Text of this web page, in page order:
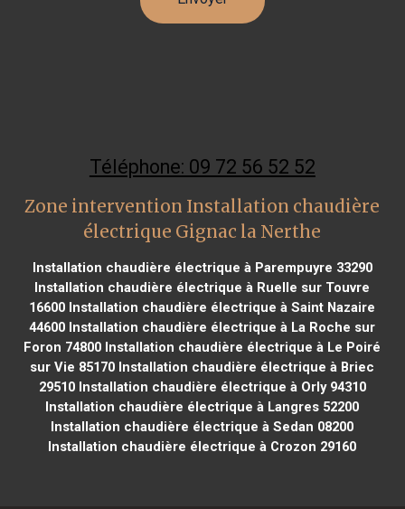
Téléphone: 09 72 56 52 52
Zone intervention Installation chaudière
électrique Gignac la Nerthe
Installation chaudière électrique à Parempuyre 33290
Installation chaudière électrique à Ruelle sur Touvre
16600 Installation chaudière électrique à Saint Nazaire
44600 Installation chaudière électrique à La Roche sur
Foron 74800 Installation chaudière électrique à Le Poiré
sur Vie 85170 Installation chaudière électrique à Briec
29510Installation chaudière électrique à Orly 94310
Installation chaudière électrique à Langres 52200
Installation chaudière électrique à Sedan 08200
Installation chaudière électrique à Crozon 29160